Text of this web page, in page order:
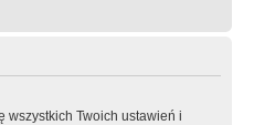
wszystkich Twoich ustawień i